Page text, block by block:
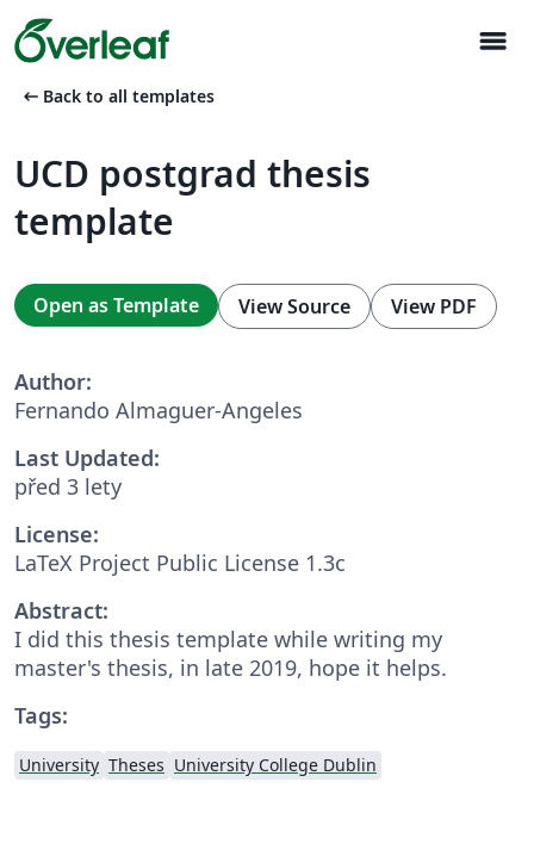
menu
arrow_left_alt Back to all templates
UCD postgrad thesis
template
Open as Template View Source View PDF
Author:
Fernando Almaguer-Angeles
Last Updated:
před 3 lety
License:
LaTeX Project Public License 1.3c
Abstract:
I did this thesis template while writing my
master's thesis, in late 2019, hope it helps.
Tags:
University Theses University College Dublin